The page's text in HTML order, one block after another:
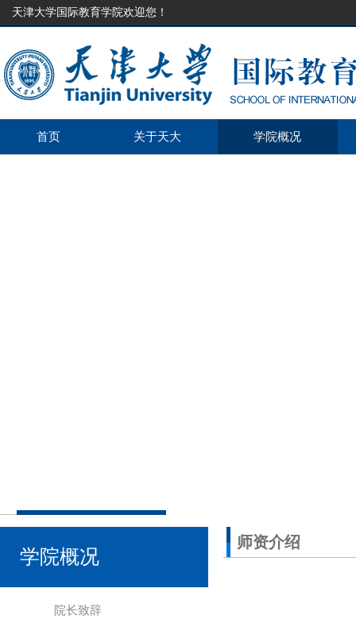
天津大学国际教育学院欢迎您！
首页 关于天大 学院概况
学院概况
院长致辞
师资介绍